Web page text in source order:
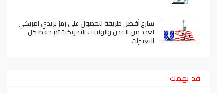
سارع أفضل طريقة للحصول على رمز بريدي امريكي
لعدد من المدن والولايات الأمريكية تم حفظ كل
التغييرات
قد يهمك